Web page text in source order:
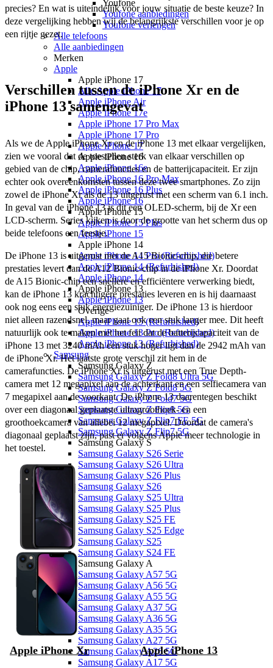
Youfone
Youfone aanbiedingen
Youfone verlengen
Alle telefoons
Alle aanbiedingen
Merken
Apple
Apple iPhone 17
Alle Apple iPhone 17
Apple iPhone Air
Apple iPhone 17e
Apple iPhone 17 Pro Max
Apple iPhone 17 Pro
Apple iPhone 17
Apple iPhone 16
Apple iPhone 16e
Apple iPhone 16 Pro Max
Apple iPhone 16 Plus
Apple iPhone 16
Apple iPhone 15
Apple iPhone 15 Plus
Apple iPhone 15
Apple iPhone 14
Apple iPhone 14 Pro (Refurbished)
Apple iPhone 14 (Refurbished)
Apple iPhone 14
Apple iPhone 13
Apple iPhone 13
Overige
Apple iPhone 15 (Refurbished)
Apple iPhone 13 Pro (Refurbished)
Apple iPhone 13 (Refurbished)
Samsung
Samsung Galaxy Z
Samsung Galaxy Z Fold8 Ultra 5G
Samsung Galaxy Z Fold8 5G
Samsung Galaxy Z Fold7 5G
Samsung Galaxy Z Flip8 5G
Samsung Galaxy Z Flip7 FE 5G
Samsung Galaxy Z Flip7 5G
Samsung Galaxy S
Samsung Galaxy S26 Serie
Samsung Galaxy S26 Ultra
Samsung Galaxy S26 Plus
Samsung Galaxy S26
Samsung Galaxy S25 Ultra
Samsung Galaxy S25 Plus
Samsung Galaxy S25 FE
Samsung Galaxy S25 Edge
Samsung Galaxy S25
Samsung Galaxy S24 FE
Samsung Galaxy A
Samsung Galaxy A57 5G
Samsung Galaxy A56 5G
Samsung Galaxy A55 5G
Samsung Galaxy A37 5G
Samsung Galaxy A36 5G
Samsung Galaxy A35 5G
Samsung Galaxy A27 5G
Samsung Galaxy A26 5G
Samsung Galaxy A17 5G
precies? En wat is uiteindelijk voor jouw situatie de beste keuze? In
deze vergelijking hebben wij de belangrijkste verschillen voor je op
een rijtje gezet.
Verschillen tussen de iPhone Xr en de
iPhone 13 samengevat
Als we de Apple iPhone Xr en de iPhone 13 met elkaar vergelijken,
zien we vooral dat de toestellen sterk van elkaar verschillen op
gebied van de chip, camerafuncties en de batterijcapaciteit. Er zijn
echter ook overeenkomsten tussen deze twee smartphones. Zo zijn
zowel de iPhone Xr als de 13 uitgerust met een scherm van 6.1 inch.
In geval van de iPhone 13 is dit een OLED-scherm, bij de Xr een
LCD-scherm. Series kijken is door de grootte van het scherm dus op
beide telefoons een feestje.
De iPhone 13 is uitgerust met de A15 Bionic-chip, die betere
prestaties levert dan de A12 Bionic-chip in de iPhone Xr. Doordat
de A15 Bionic-chip een snellere en efficiëntere verwerking biedt,
kan de iPhone 13 krachtigere prestaties leveren en is hij daarnaast
ook nog eens een stuk energiezuiniger. De iPhone 13 is hierdoor
niet alleen razendsnel, maar gaat ook een stuk langer mee. Dit heeft
natuurlijk ook te maken met het feit dat de batterijcapaciteit van de
iPhone 13 met 3240 mAh een stuk hoger ligt dan de 2942 mAh van
de iPhone Xr. Het laatste grote verschil zit hem in de
camerafuncties. De iPhone Xr is uitgerust met een True Depth-
camera met 12 megapixel aan de achterkant en een selfiecamera van
7 megapixel aan de voorkant. De iPhone 13 daarentegen beschikt
over een diagonaal geplaatste ultragroothoek- en een
groothoekcamera van allebei 12 megapixel. Doordat de camera's
diagonaal geplaatst zijn, past er volgens Apple meer technologie in
het toestel.
Apple iPhone Xr Apple iPhone 13